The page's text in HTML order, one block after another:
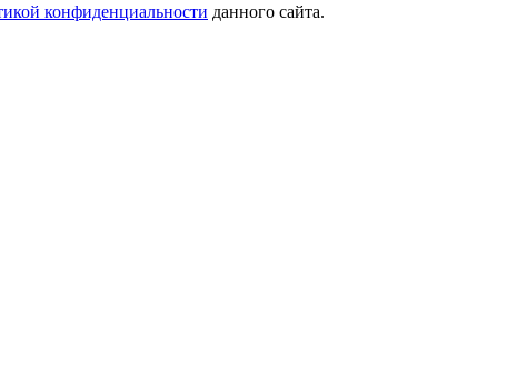
конфиденциальности данного сайта.